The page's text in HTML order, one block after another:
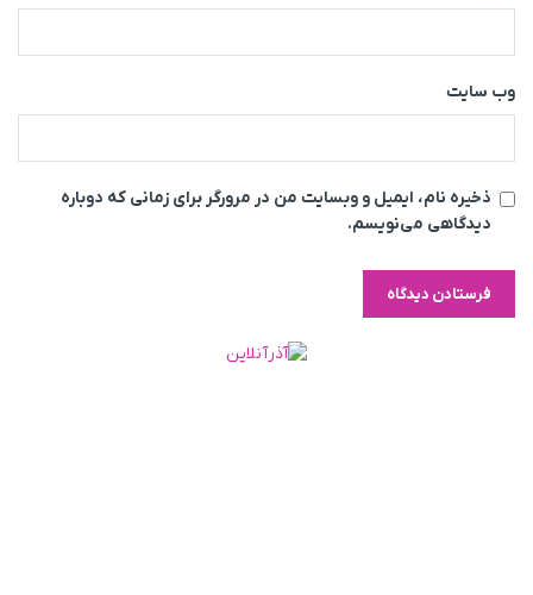
وب‌ سایت
ذخیره نام، ایمیل و وبسایت من در مرورگر برای زمانی که دوباره
دیدگاهی می‌نویسم.